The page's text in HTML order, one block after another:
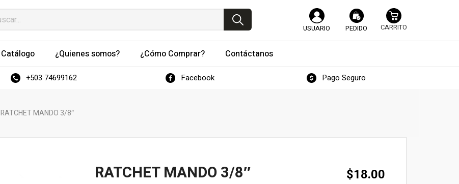
USUARIO PEDIDO
Catálogo ¿Quienes somos? ¿Cómo Comprar? Contáctanos
+503 74699162 Facebook Pago Seguro
RATCHET MANDO 3/8″
RATCHET MANDO 3/8″ $18.00